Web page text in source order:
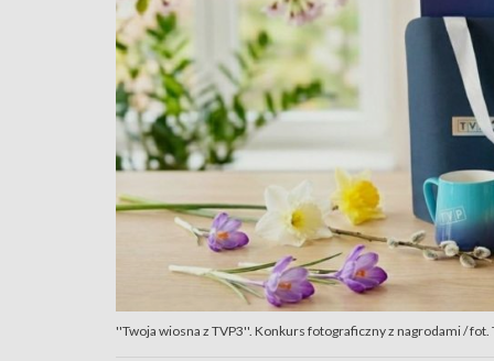
''Twoja wiosna z TVP3''. Konkurs fotograficzny z nagrodami / fot.